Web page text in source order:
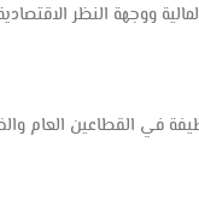
ووجهة النظر
في القطاعين العام